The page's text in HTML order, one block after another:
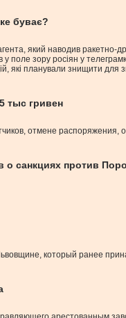
буває?
який наводив ракетно-
зору росіян у
які планували знищити для
тыс гривен
отмене
о санкциях против
который ранее